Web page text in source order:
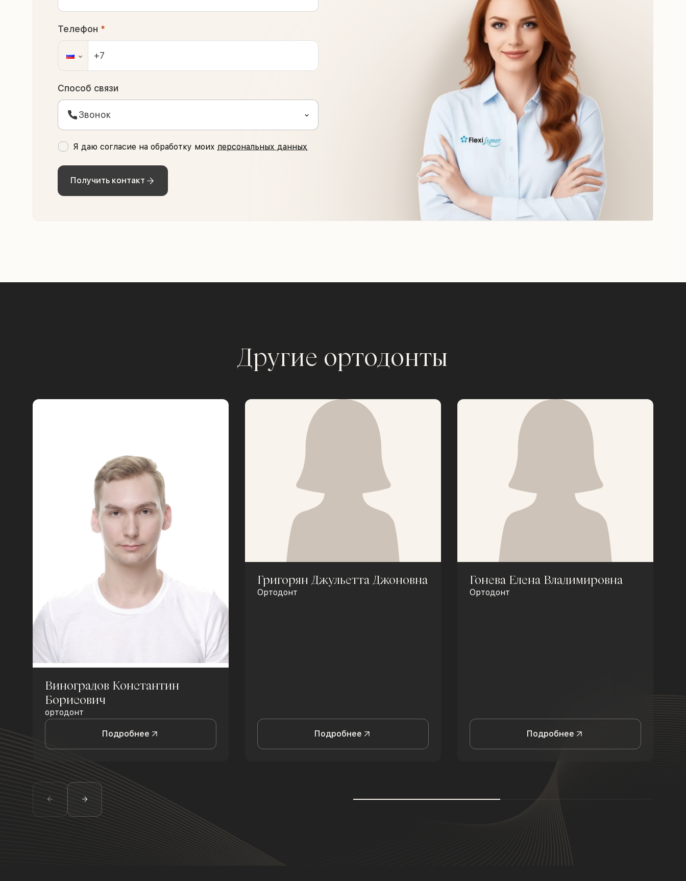
Телефон *
Способ связи
Звонок
Я даю согласие на обработку моих персональных данных
Получить контакт
Другие ортодонты
Виноградов Константин
Борисович
ортодонт
Подробнее
Григорян Джульетта Джоновна
Ортодонт
Подробнее
Гонева Елена Владимировна
Ортодонт
Подробнее